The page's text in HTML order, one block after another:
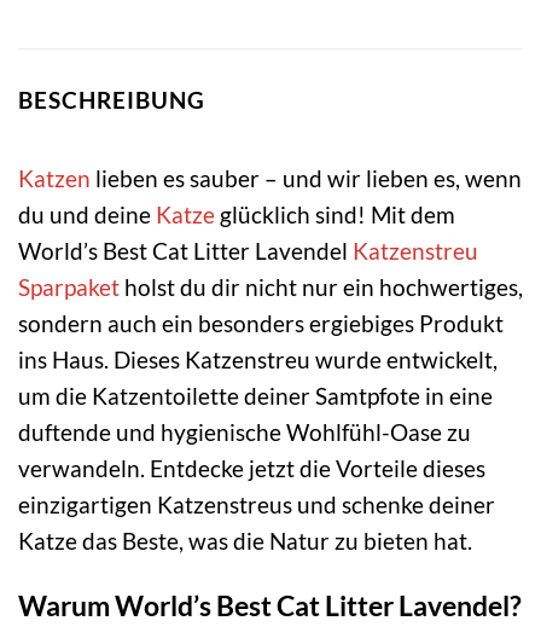
BESCHREIBUNG
Katzen lieben es sauber – und wir lieben es, wenn
du und deine Katze glücklich sind! Mit dem
World’s Best Cat Litter Lavendel Katzenstreu
Sparpaket holst du dir nicht nur ein hochwertiges,
sondern auch ein besonders ergiebiges Produkt
ins Haus. Dieses Katzenstreu wurde entwickelt,
um die Katzentoilette deiner Samtpfote in eine
duftende und hygienische Wohlfühl-Oase zu
verwandeln. Entdecke jetzt die Vorteile dieses
einzigartigen Katzenstreus und schenke deiner
Katze das Beste, was die Natur zu bieten hat.
Warum World’s Best Cat Litter Lavendel?